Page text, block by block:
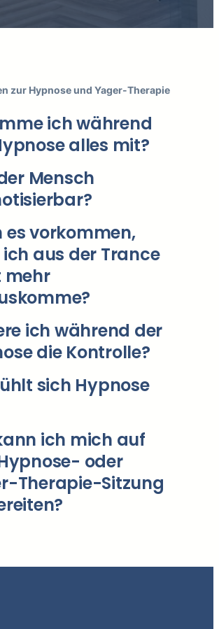
zur Hypnose und Yager-Therapie
ich während
alles mit?
Mensch
es vorkommen,
aus der Trance
mehr
ich während der
die Kontrolle?
sich Hypnose
ich mich auf
oder
Therapie-Sitzung